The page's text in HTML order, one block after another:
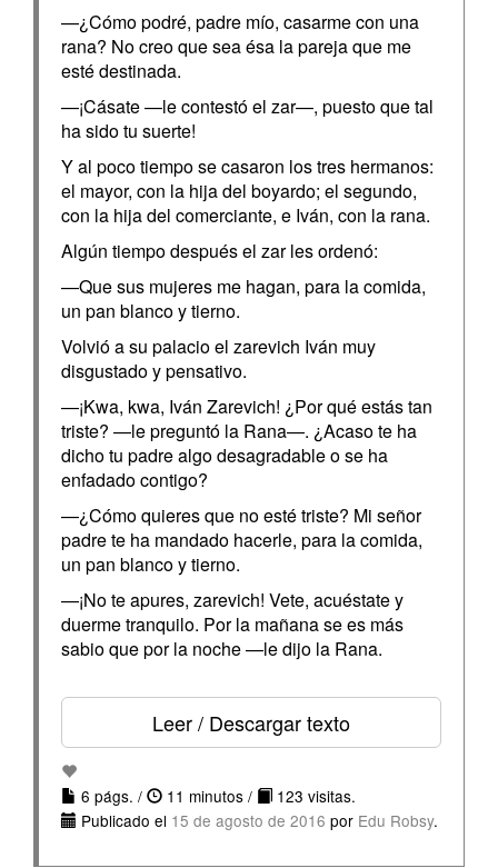
—¿Cómo podré, padre mío, casarme con una
rana? No creo que sea ésa la pareja que me
esté destinada.
—¡Cásate —le contestó el zar—, puesto que tal
ha sido tu suerte!
Y al poco tiempo se casaron los tres hermanos:
el mayor, con la hija del boyardo; el segundo,
con la hija del comerciante, e Iván, con la rana.
Algún tiempo después el zar les ordenó:
—Que sus mujeres me hagan, para la comida,
un pan blanco y tierno.
Volvió a su palacio el zarevich Iván muy
disgustado y pensativo.
—¡Kwa, kwa, Iván Zarevich! ¿Por qué estás tan
triste? —le preguntó la Rana—. ¿Acaso te ha
dicho tu padre algo desagradable o se ha
enfadado contigo?
—¿Cómo quieres que no esté triste? Mi señor
padre te ha mandado hacerle, para la comida,
un pan blanco y tierno.
—¡No te apures, zarevich! Vete, acuéstate y
duerme tranquilo. Por la mañana se es más
sabio que por la noche —le dijo la Rana.
Leer / Descargar texto
6 págs. / 11 minutos /
123 visitas.
Publicado el 15 de agosto de 2016 por Edu Robsy.